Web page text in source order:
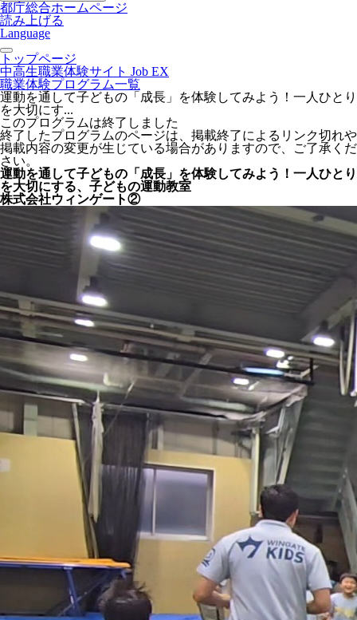
都庁総合ホームページ
読み上げる
Language
トップページ
中高生職業体験サイト Job EX
職業体験プログラム一覧
運動を通して子どもの「成長」を体験してみよう！一人ひとり
を大切にす...
このプログラムは終了しました
終了したプログラムのページは、掲載終了によるリンク切れや
掲載内容の変更が生じている場合がありますので、ご了承くだ
さい。
運動を通して子どもの「成長」を体験してみよう！一人ひとり
を大切にする、子どもの運動教室
株式会社ウィンゲート②